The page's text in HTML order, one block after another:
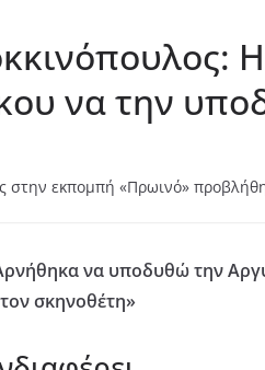
να την
στην εκπομπή «Πρωινό»
να υποδυθώ την
σκηνοθέτη»